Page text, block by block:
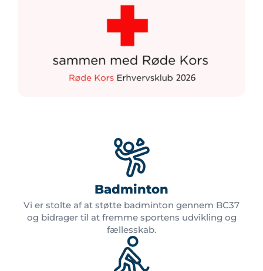
Badminton
Vi er stolte af at støtte badminton gennem BC37
og bidrager til at fremme sportens udvikling og
fællesskab.